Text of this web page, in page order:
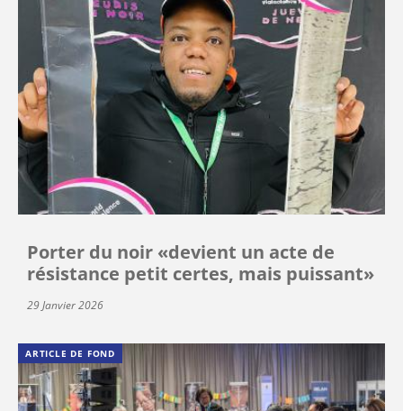
Porter du noir «devient un acte de
résistance petit certes, mais puissant»
29 Janvier 2026
ARTICLE DE FOND